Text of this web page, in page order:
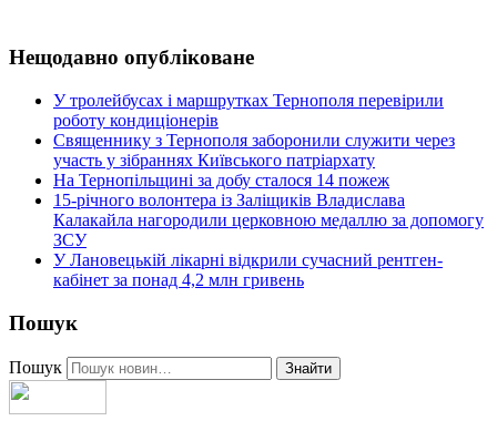
Нещодавно опубліковане
У тролейбусах і маршрутках Тернополя перевірили
роботу кондиціонерів
Священнику з Тернополя заборонили служити через
участь у зібраннях Київського патріархату
На Тернопільщині за добу сталося 14 пожеж
15-річного волонтера із Заліщиків Владислава
Калакайла нагородили церковною медаллю за допомогу
ЗСУ
У Лановецькій лікарні відкрили сучасний рентген-
кабінет за понад 4,2 млн гривень
Пошук
Пошук Знайти